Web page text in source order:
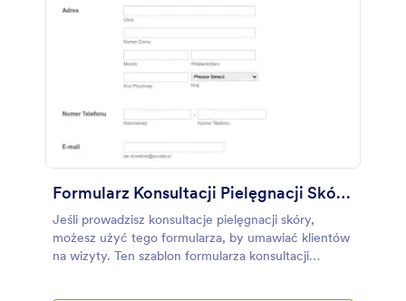
Formularz Konsultacji Pielęgnacji Skóry
Jeśli prowadzisz konsultacje pielęgnacji skóry,
możesz użyć tego formularza, by umawiać klientów
na wizyty. Ten szablon formularza konsultacji